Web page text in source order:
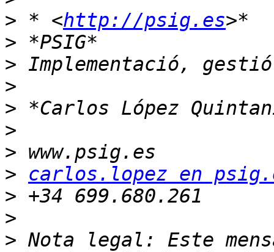
> * <http://psig.es
>
>
>
>
>
>
>
carlos.lopez en
>
>
> Nota legal: Este